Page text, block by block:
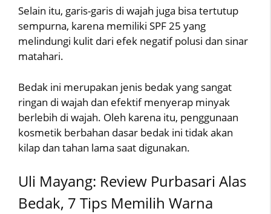
Selain itu, garis-garis di wajah juga bisa tertutup
sempurna, karena memiliki SPF 25 yang
melindungi kulit dari efek negatif polusi dan sinar
matahari.
Bedak ini merupakan jenis bedak yang sangat
ringan di wajah dan efektif menyerap minyak
berlebih di wajah. Oleh karena itu, penggunaan
kosmetik berbahan dasar bedak ini tidak akan
kilap dan tahan lama saat digunakan.
Uli Mayang: Review Purbasari Alas
Bedak, 7 Tips Memilih Warna